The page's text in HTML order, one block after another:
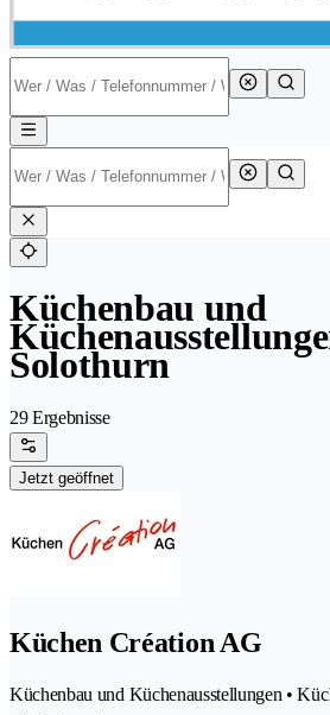
Küchenbau und
Solothurn
29 Ergebnisse
Jetzt geöffnet
Küchen Création AG
Küchenbau und Küchenausstellungen •